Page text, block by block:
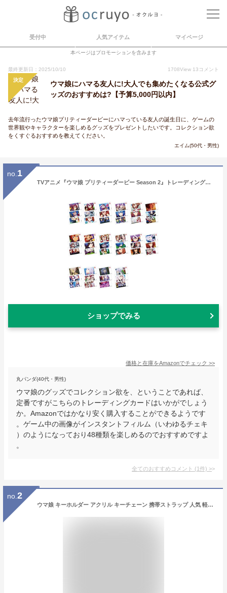
受付中 人気アイテム マイページ
本ページはプロモーションを含みます
最終更新日：2025/10/10 1708View 13 コメント
決定
ウマ娘にハマる友人に!大人でも集めたくなる公式グ
ッズのおすすめは?【予算5,000円以内】
去年流行ったウマ娘プリティーダービーにハマっている友人の誕生日に、ゲームの
世界観やキャラクターを楽しめるグッズをプレゼントしたいです。コレクション欲
をくすぐるおすすめを教えてください。
エイム(50代・男性)
no. 1
TVアニメ『ウマ娘 プリティーダービー Season 2』トレーディングインスタントフィルム風ステッカー BOX商品
ショップでみる
価格と在庫をAmazonでチェック >>
丸パンダ(40代・男性)
ウマ娘のグッズでコレクション欲を、ということであれば、
定番ですがこちらのトレーディングカードはいかがでしょう
か。Amazonではかなり安く購入することができるようです
。ゲーム中の画像がインスタントフィルム（いわゆるチェキ
）のようになっており48種類を楽しめるのでおすすめですよ
。
全てのおすすめコメント (1件) >
no. 2
ウマ娘 キーホルダー アクリル キーチェーン 携帯ストラップ 人気 軽量 オシャレ バッグペンダント キーホルダー バッグ飾り 萌え グッズ 自動車 飾り プレゼント ラッキーギフト 記念日 ウマ娘 グッズ (5枚セット)